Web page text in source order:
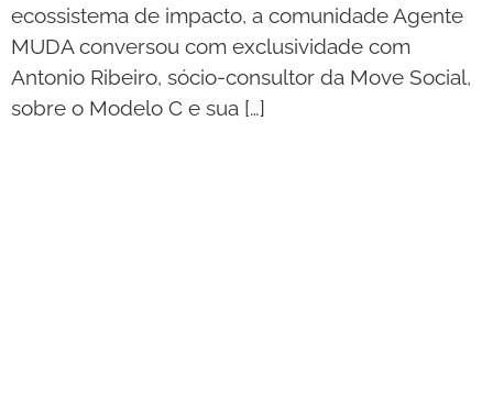
ecossistema de impacto, a comunidade Agente
MUDA conversou com exclusividade com
Antonio Ribeiro, sócio-consultor da Move Social,
sobre o Modelo C e sua […]